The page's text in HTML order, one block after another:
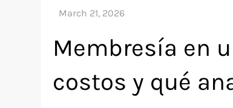
Membresía en
costos y qué